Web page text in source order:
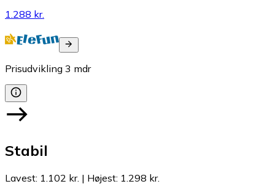
1.288 kr.
Prisudvikling 3 mdr
Stabil
Lavest: 1.102 kr. | Højest: 1.298 kr.